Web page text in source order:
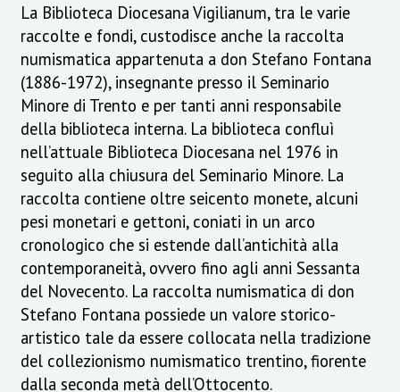
La Biblioteca Diocesana Vigilianum, tra le varie
raccolte e fondi, custodisce anche la raccolta
numismatica appartenuta a don Stefano Fontana
(1886-1972), insegnante presso il Seminario
Minore di Trento e per tanti anni responsabile
della biblioteca interna. La biblioteca confluì
nell’attuale Biblioteca Diocesana nel 1976 in
seguito alla chiusura del Seminario Minore. La
raccolta contiene oltre seicento monete, alcuni
pesi monetari e gettoni, coniati in un arco
cronologico che si estende dall’antichità alla
contemporaneità, ovvero fino agli anni Sessanta
del Novecento. La raccolta numismatica di don
Stefano Fontana possiede un valore storico-
artistico tale da essere collocata nella tradizione
del collezionismo numismatico trentino, fiorente
dalla seconda metà dell’Ottocento.